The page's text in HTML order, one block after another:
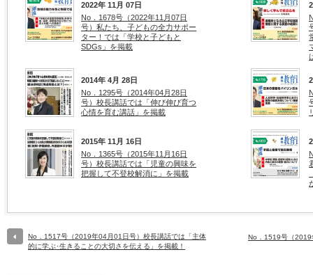
2022年 11月 07日
No．1678号（2022年11月07日
号）私たち、子どもの全力サポー
ター！では「学校と子どもと
SDGs」を掲載
2014年 4月 28日
No．1295号（2014年04月28日
号）校長講話では「伸び伸び育つ
心情を育む講話」を掲載
2015年 11月 16日
No．1365号（2015年11月16日
号）校長講話では「児童の興味を
把握して不登校解消に」を掲載
No．1517号（2019年04月01日号）校長講話では「主体
的に学ぶ･生きることの大切さを伝える」を掲載！
No．1519号（2019